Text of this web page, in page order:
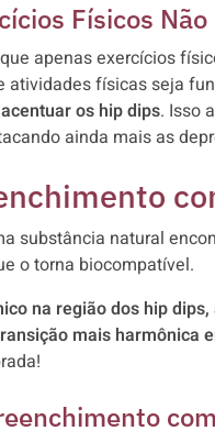
Físicos
apenas exercícios
atividades físicas seja
os hip dips. Isso
ainda mais as
substância natural
o torna biocompatível.
na região dos hip
mais harmônica